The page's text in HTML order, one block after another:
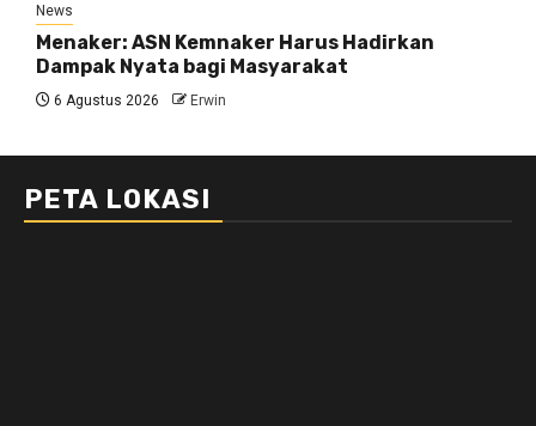
News
Menaker: ASN Kemnaker Harus Hadirkan
Dampak Nyata bagi Masyarakat
6 Agustus 2026 Erwin
PETA LOKASI